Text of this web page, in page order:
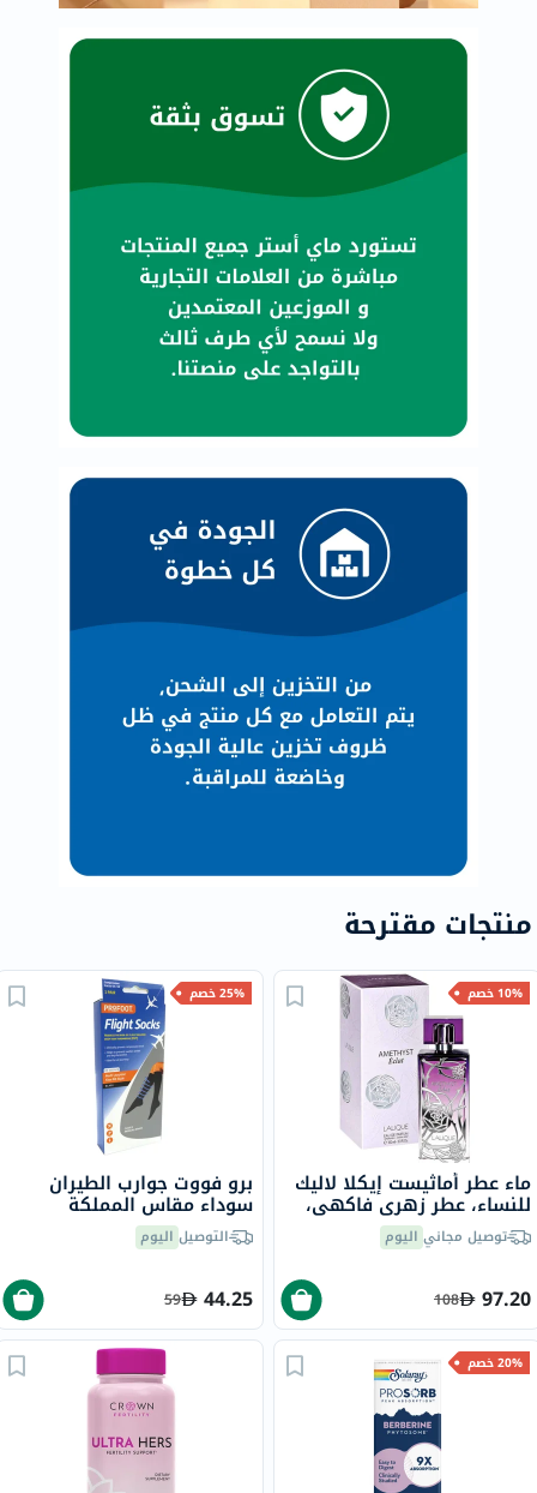
منتجات مقترحة
10% خصم
ماء عطر أماثيست إيكلا لاليك
للنساء، عطر زهري فاكهي،
100 ملتوصيل مجاني اليوم
97.20
108
25% خصم
برو فووت جوارب الطيران
سوداء مقاس المملكة
المتحدة 8-11، زوج واحد
P72002/2
التوصيل اليوم
44.25
59
20% خصم